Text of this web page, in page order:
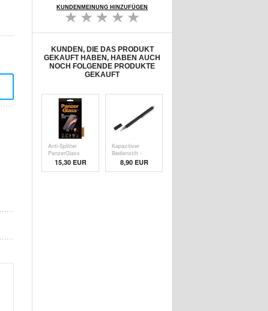
KUNDENMEINUNG HINZUFÜGEN
KUNDEN, DIE DAS PRODUKT
GEKAUFT HABEN, HABEN AUCH
NOCH FOLGENDE PRODUKTE
GEKAUFT
Anti-Splitter
PanzerGlass
Disp15,30 EUR
Kapazitiver
Bedienstift -
Schw8,90 EUR